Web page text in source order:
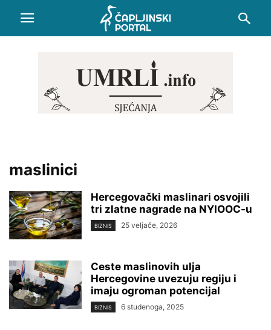
maslinici
Hercegovački maslinari osvojili
tri zlatne nagrade na NYIOOC-u
BIZNIS 25 veljače, 2026
Ceste maslinovih ulja
Hercegovine uvezuju regiju i
imaju ogroman potencijal
BIZNIS 6 studenoga, 2025